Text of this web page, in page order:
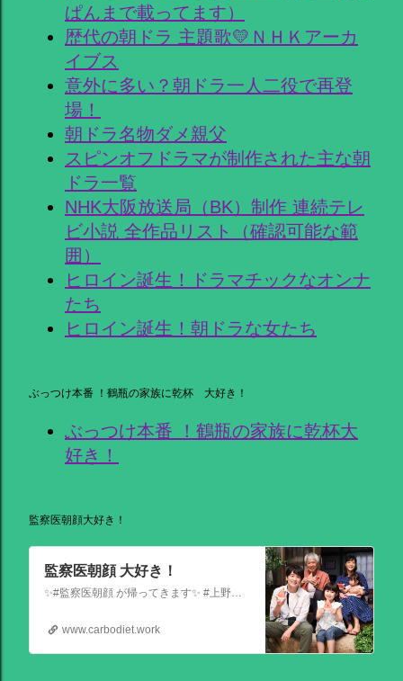
ぱんまで載ってます）
歴代の朝ドラ 主題歌💛ＮＨＫアーカ
イブス
意外に多い？朝ドラ一人二役で再登
場！
朝ドラ名物ダメ親父
スピンオフドラマが制作された主な朝
ドラ一覧
NHK大阪放送局（BK）制作 連続テレ
ビ小説 全作品リスト（確認可能な範
囲）
ヒロイン誕生！ドラマチックなオンナ
たち
ヒロイン誕生！朝ドラな女たち
ぶっつけ本番 ！鶴瓶の家族に乾杯 大好き！
ぶっつけ本番 ！鶴瓶の家族に乾杯大
好き！
監察医朝顔大好き！
監察医朝顔 大好き！
✨#監察医朝顔 が帰ってきます✨ #上野樹里 主演 『監察医朝顔2025新春SP』 ＼＼1月3日(金)夜9時から／／ 法医学者であり母である 朝顔が人々の最期と向き合う… 父(#時任三郎)との別れ… そして桑原(#風間俊介)が託されたものとは… お正月にぜひ観ていただきたい 温かい物語です
www.carbodiet.work